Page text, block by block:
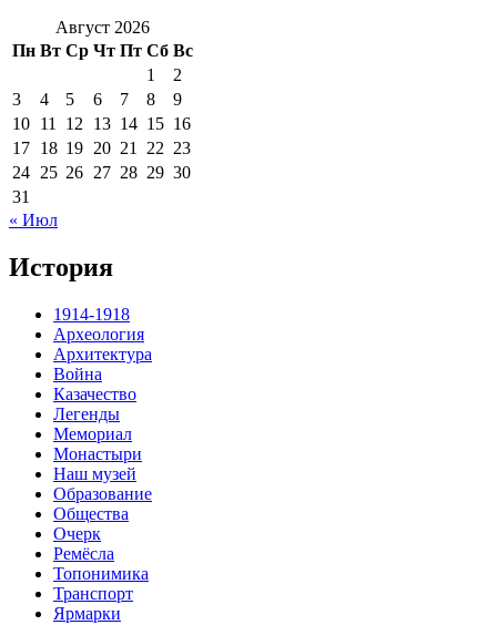
Август 2026
Пн Вт Ср Чт Пт Сб Вс
1
2
3
4 5 6 7 8
9
10 11 12 13 14 15 16
17 18 19 20 21 22 23
24 25 26 27 28 29 30
31
« Июл
История
1914-1918
Археология
Архитектура
Война
Казачество
Легенды
Мемориал
Монастыри
Наш музей
Образование
Общества
Очерк
Ремёсла
Топонимика
Транспорт
Ярмарки